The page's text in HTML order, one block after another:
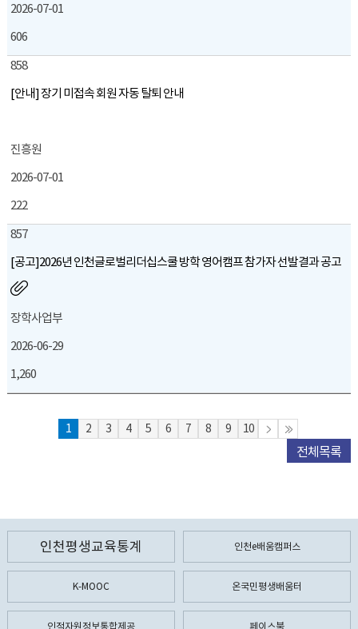
2026-07-01
606
858
[안내] 장기 미접속 회원 자동 탈퇴 안내
진흥원
2026-07-01
222
857
[공고]2026년 인천글로벌리더십스쿨 방학 영어캠프 참가자 선발결과 공고
장학사업부
2026-06-29
1,260
1 2 3 4 5 6 7 8 9 10
전체목록
인천평생교육통계 인천e배움캠퍼스
K-MOOC 온국민평생배움터
인적자원정보통합제공 페이스북